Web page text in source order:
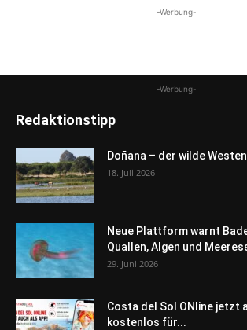
-Werbung-
-Werbung-
Redaktionstipp
Doñana – der wilde
18. Juli 2026
Neue Plattform warnt
Quallen, Algen und
29. Juni 2026
Costa del Sol ONline jetzt
kostenlos für...